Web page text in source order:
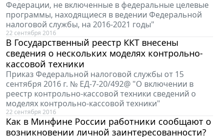
Федерации, не включенные в федеральные целевые
программы, находящиеся в ведении Федеральной
налоговой службы, на 2016-2021 годы"
22 сентября 2016
В Государственный реестр ККТ внесены
сведения о нескольких моделях контрольно-
кассовой техники
Приказ Федеральной налоговой службы от 15
сентября 2016 г. № ЕД-7-20/492@ "О включении в
реестр контрольно-кассовой техники сведений о
моделях контрольно-кассовой техники"
22 сентября 2016
Как в Минфине России работники сообщают о
возникновении личной заинтересованности?